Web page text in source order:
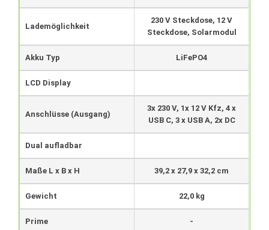
Lademöglichkeit
230 V Steckdose, 12 V
Steckdose, Solarmodul
Akku Typ LiFePO4
LCD Display
Anschlüsse (Ausgang)
3x 230 V, 1x 12 V Kfz, 4 x
USB C, 3 x USB A, 2x DC
Dual aufladbar
Maße L x B x H 39,2 x 27,9 x 32,2 cm
Gewicht 22,0 kg
Prime -